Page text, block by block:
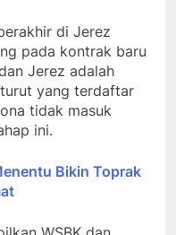
di Jerez
pada kontrak baru
Jerez adalah
yang terdaftar
tidak masuk
ini.
Bikin Toprak